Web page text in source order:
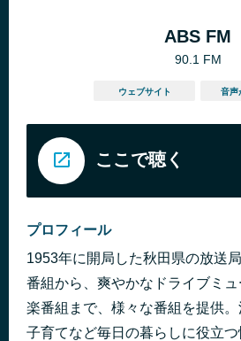
ABS FM
90.1 FM
ウェブサイト 音声
ここで聴く
プロフィール
1953年に開局した秋田県の放送
番組から、爽やかなドライブミ
楽番組まで、様々な番組を提供。
子育てなど毎日の暮らしに役立